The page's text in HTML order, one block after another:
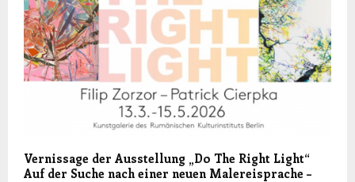
Vernissage der Ausstellung „Do The Right Light“
Auf der Suche nach einer neuen Malereisprache –